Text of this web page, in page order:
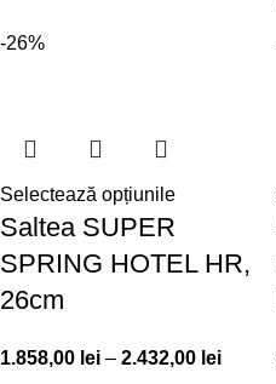
-26%
Selectează opțiunile
Saltea SUPER
SPRING HOTEL HR,
26cm
1.858,00 lei – 2.432,00 lei